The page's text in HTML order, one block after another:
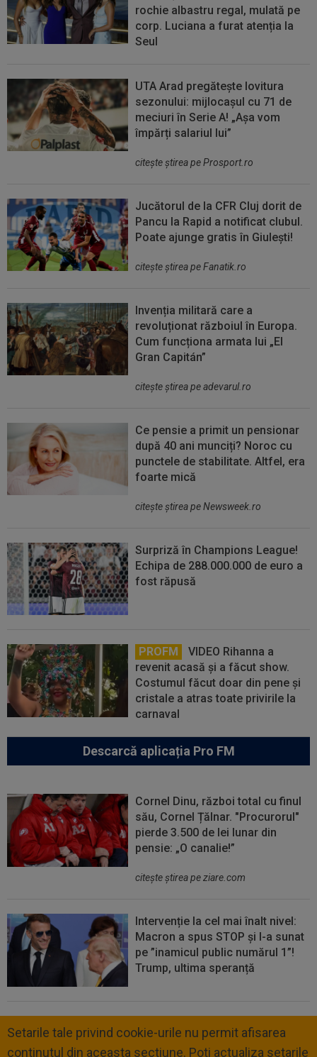
rochie albastru regal, mulată pe
corp. Luciana a furat atenția la
Seul
UTA Arad pregătește lovitura
sezonului: mijlocașul cu 71 de
meciuri în Serie A! „Așa vom
împărți salariul lui”
citeşte ştirea pe Prosport.ro
Jucătorul de la CFR Cluj dorit de
Pancu la Rapid a notificat clubul.
Poate ajunge gratis în Giulești!
citeşte ştirea pe Fanatik.ro
Invenția militară care a
revoluționat războiul în Europa.
Cum funcționa armata lui „El
Gran Capitán”
citeşte ştirea pe adevarul.ro
Ce pensie a primit un pensionar
după 40 ani munciți? Noroc cu
punctele de stabilitate. Altfel, era
foarte mică
citeşte ştirea pe Newsweek.ro
Surpriză în Champions League!
Echipa de 288.000.000 de euro a
fost răpusă
PROFM
VIDEO Rihanna a
revenit acasă și a făcut show.
Costumul făcut doar din pene și
cristale a atras toate privirile la
carnaval
Descarcă aplicația Pro FM
Cornel Dinu, război total cu finul
său, Cornel Țălnar. "Procurorul"
pierde 3.500 de lei lunar din
pensie: „O canalie!”
citeşte ştirea pe ziare.com
Intervenție la cel mai înalt nivel:
Macron a spus STOP și l-a sunat
pe ”inamicul public numărul 1”!
Trump, ultima speranță
Setarile tale privind cookie-urile nu permit afisarea
continutul din aceasta sectiune. Poti actualiza setarile